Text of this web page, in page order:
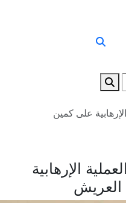
على كمين
الإرهابية